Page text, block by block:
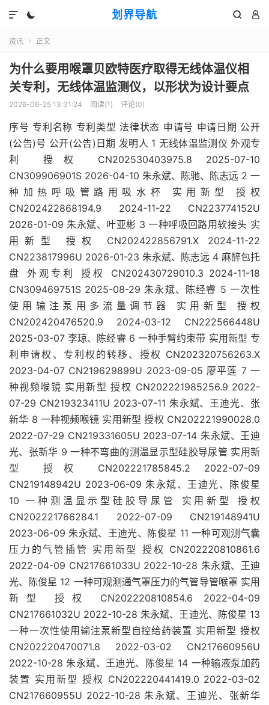
划界导航
  

资讯  正文
为什么要用喉罩贝欧特医疗取得无线体温仪相
关专利，无线体温监测仪，以形状为设计要点
2026-06-25 13:31:24 阅读(1 ) 评论(0)
序号 专利名称 专利类型 法律状态 申请号 申请日期 公开
(公告)号 公开(公告)日期 发明人 1 无线体温监测仪 外观专
利 授权 CN202530403975.8 2025-07-10
CN309906901S 2026-04-10 朱永斌、陈驰、陈志远 2 一
种加热呼吸管路用吸水杯 实用新型 授权
CN202422868194.9 2024-11-22 CN223774152U
2026-01-09 朱永斌、叶亚彬 3 一种呼吸回路用软接头 实
用新型 授权 CN202422856791.X 2024-11-22
CN223817996U 2026-01-23 朱永斌、陈志远 4 麻醉包托
盘 外观专利 授权 CN202430729010.3 2024-11-18
CN309469751S 2025-08-29 朱永斌、陈经睿 5 一次性
使用输注泵用多流量调节器 实用新型 授权
CN202420476520.9 2024-03-12 CN222566448U
2025-03-07 李琼、陈经睿 6 一种手臂约束带 实用新型 专
利申请权、专利权的转移、授权 CN202320756263.X
2023-04-07 CN219629899U 2023-09-05 廖平莲 7 一
种视频喉镜 实用新型 授权 CN202221985256.9 2022-
07-29 CN219323411U 2023-07-11 朱永斌、王迪光、张
新华 8 一种视频喉镜 实用新型 授权 CN202221990028.0
2022-07-29 CN219331605U 2023-07-14 朱永斌、王迪
光、张新华 9 一种不弯曲的测温显示型硅胶导尿管 实用新
型 授权 CN202221785845.2 2022-07-09
CN219148942U 2023-06-09 朱永斌、王迪光、陈俊星
10 一种测温显示型硅胶导尿管 实用新型 授权
CN202221766284.1 2022-07-09 CN219148941U
2023-06-09 朱永斌、王迪光、陈俊星 11 一种可观测气囊
压力的气管插管 实用新型 授权 CN202220810861.6
2022-04-09 CN217661033U 2022-10-28 朱永斌、王迪
光、陈俊星 12 一种可观测通气罩压力的气管导管喉罩 实用
新型 授权 CN202220810854.6 2022-04-09
CN217661032U 2022-10-28 朱永斌、王迪光、陈俊星 13
一种一次性使用输注泵新型自控给药装置 实用新型 授权
CN202220470071.8 2022-03-02 CN217660956U
2022-10-28 朱永斌、王迪光、陈俊星 14 一种输液泵加药
装置 实用新型 授权 CN202220441419.0 2022-03-02
CN217660955U 2022-10-28 朱永斌、王迪光、张新华